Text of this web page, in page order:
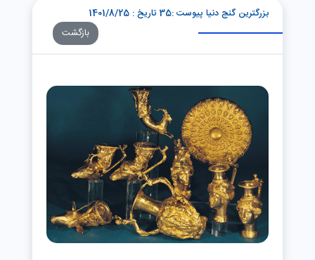
بزرگترین گنج دنیا پیوست :35 تاریخ : 1401/8/25
بازگشت